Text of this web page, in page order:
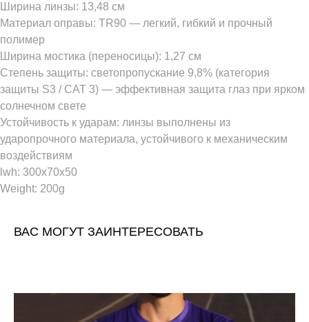
Ширина линзы: 13,48 см
Материал оправы: TR90 — легкий, гибкий и прочный
полимер
Ширина мостика (переносицы): 1,27 см
Степень защиты: светопропускание 9,8% (категория
защиты S3 / CAT 3) — эффективная защита глаз при ярком
солнечном свете
Устойчивость к ударам: линзы выполнены из
ударопрочного материала, устойчивого к механическим
воздействиям
lwh: 300x70x50
Weight: 200g
ВАС МОГУТ ЗАИНТЕРЕСОВАТЬ